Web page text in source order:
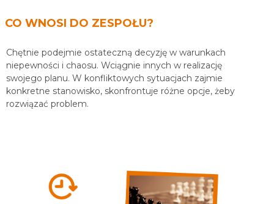
CO WNOSI DO ZESPOŁU?
Chętnie podejmie ostateczną decyzję w warunkach
niepewności i chaosu. Wciągnie innych w realizację
swojego planu. W konfliktowych sytuacjach zajmie
konkretne stanowisko, skonfrontuje różne opcje, żeby
rozwiązać problem.